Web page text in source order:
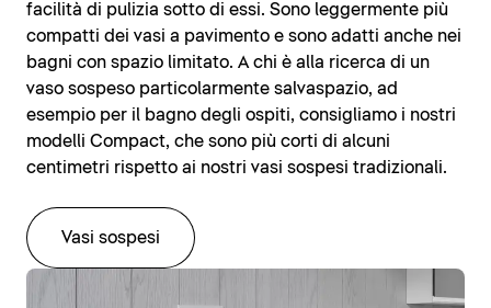
facilità di pulizia sotto di essi. Sono leggermente più
compatti dei vasi a pavimento e sono adatti anche nei
bagni con spazio limitato. A chi è alla ricerca di un
vaso sospeso particolarmente salvaspazio, ad
esempio per il bagno degli ospiti, consigliamo i nostri
modelli Compact, che sono più corti di alcuni
centimetri rispetto ai nostri vasi sospesi tradizionali.
Vasi sospesi